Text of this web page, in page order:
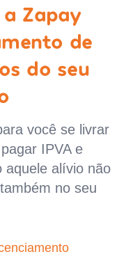
Zapay
de
do seu
você se livrar
IPVA e
aquele alívio não
no seu